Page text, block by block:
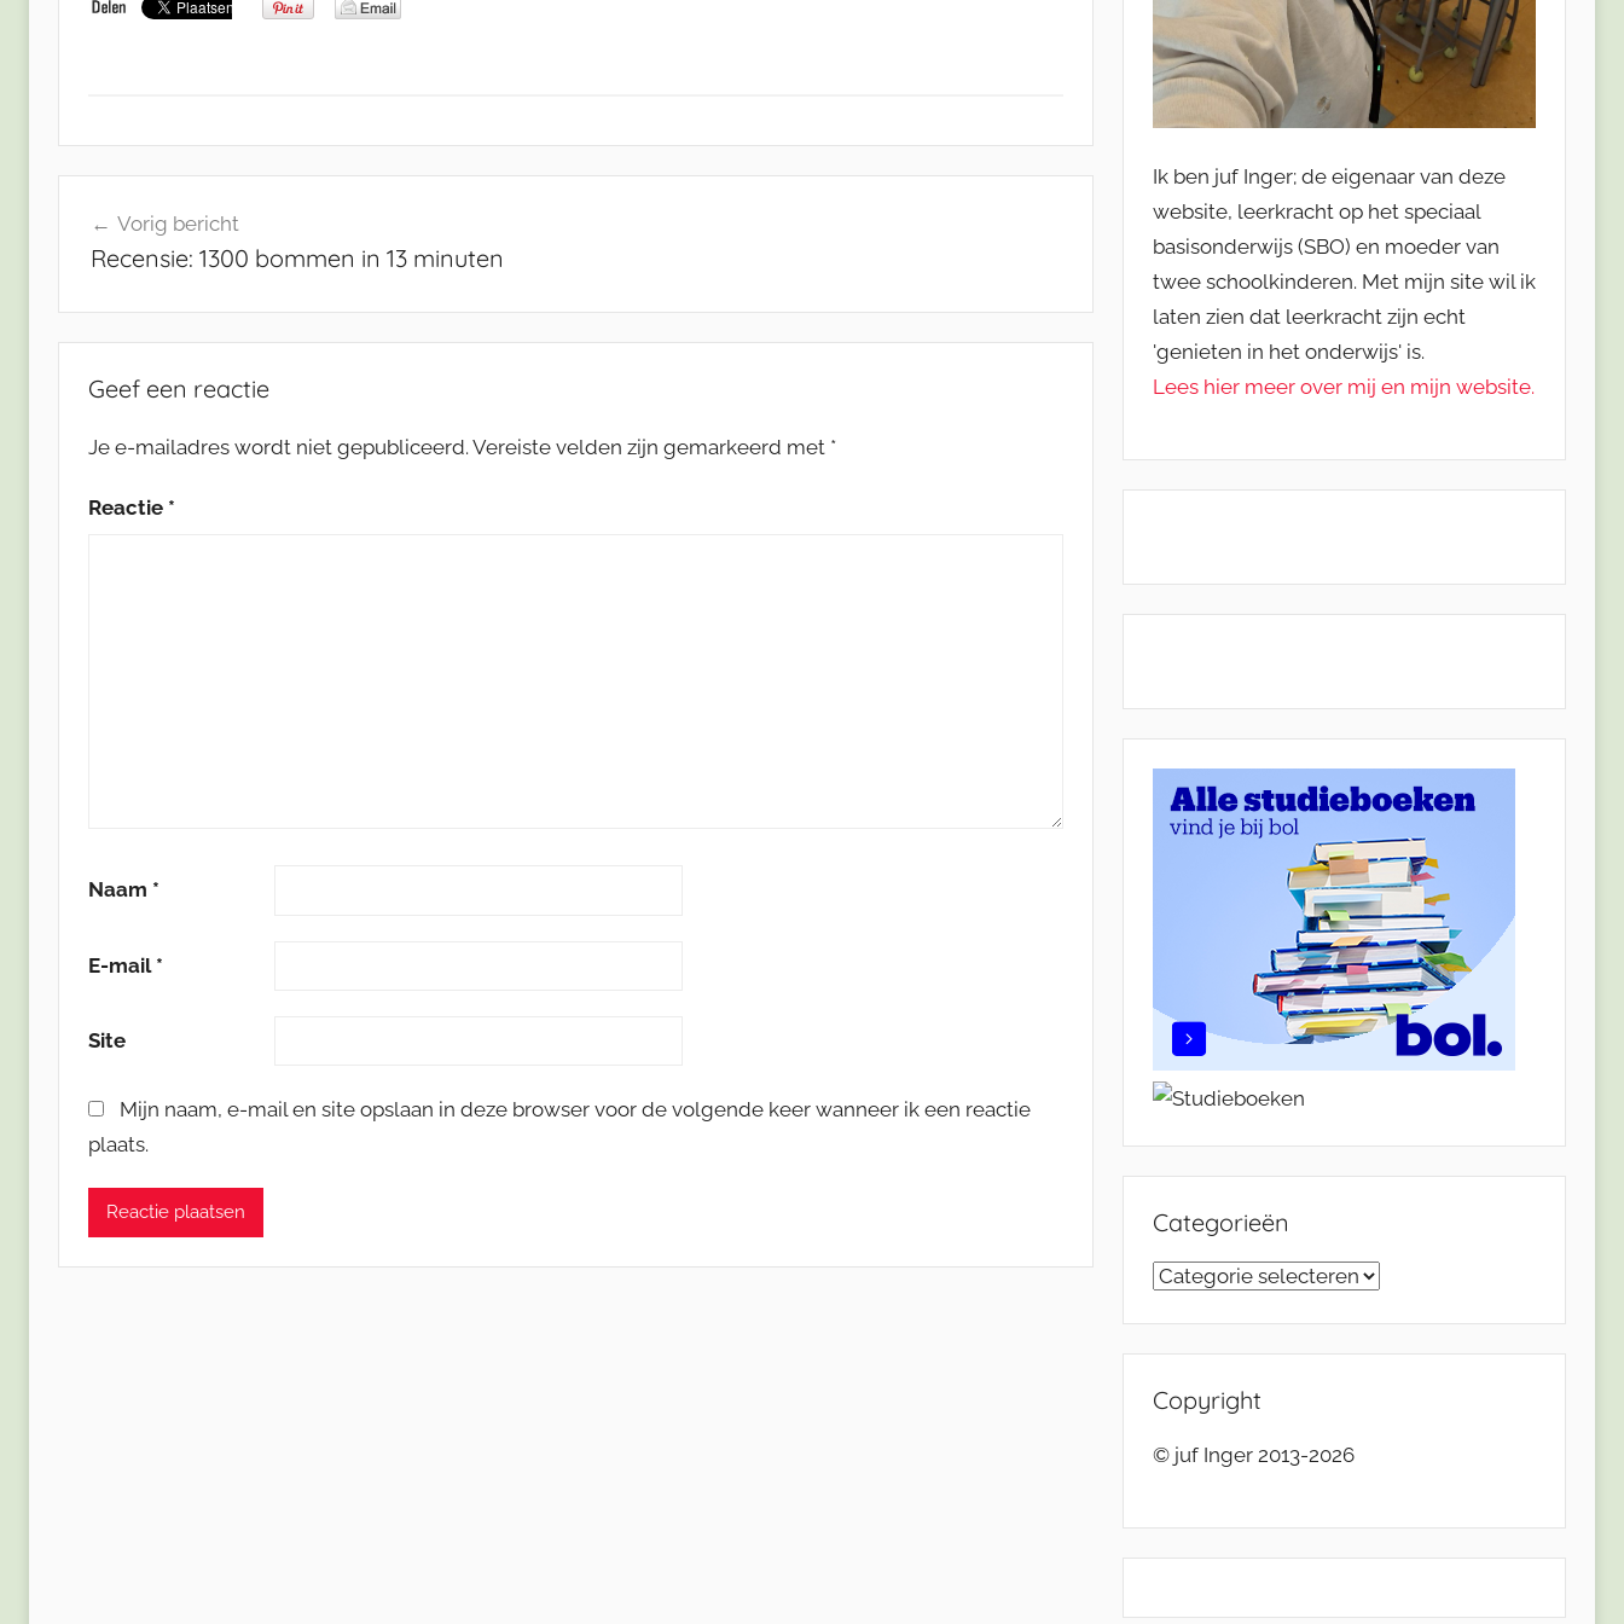
navigatie
Vorig bericht
Recensie: 1300 bommen in 13 minuten
Geef een reactie
Je e-mailadres wordt niet gepubliceerd. Vereiste velden zijn gemarkeerd met *
Reactie *
Naam *
E-mail *
Site
Mijn naam, e-mail en site opslaan in deze browser voor de volgende keer wanneer ik een reactie
plaats.
Ik ben juf Inger; de eigenaar van deze
website, leerkracht op het speciaal
basisonderwijs (SBO) en moeder van
twee schoolkinderen. Met mijn site wil ik
laten zien dat leerkracht zijn echt
'genieten in het onderwijs' is.
Lees hier meer over mij en mijn website.
Categorieën
Categorieën
Copyright
© juf Inger 2013-2026